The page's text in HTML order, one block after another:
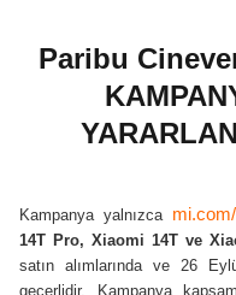
Paribu
Kampanya yalnızca
14T Pro, Xiaomi 14T ve
satın alımlarında ve 26
geçerlidir. Kampanya